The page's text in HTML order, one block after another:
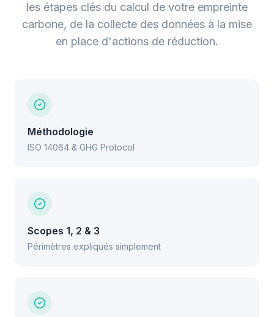
les étapes clés du calcul de votre empreinte
carbone, de la collecte des données à la mise
en place d'actions de réduction.
Méthodologie
ISO 14064 & GHG Protocol
Scopes 1, 2 & 3
Périmètres expliqués simplement